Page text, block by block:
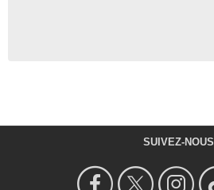
SUIVEZ-NOUS